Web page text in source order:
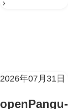
2026年07月31日
openPangu-